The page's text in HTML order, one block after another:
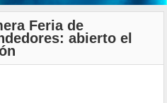
Feria de
abierto el